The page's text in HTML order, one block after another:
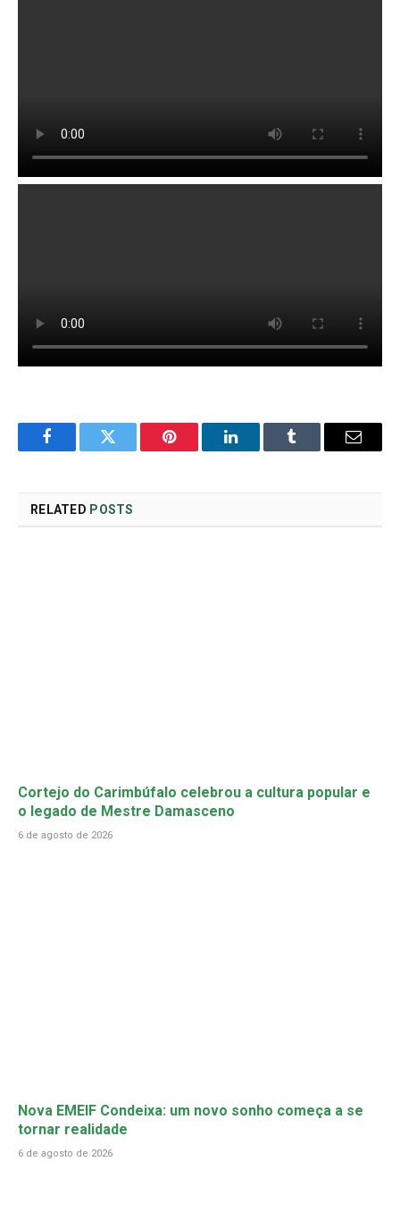
FacebookTwitter Pinterest LinkedInTumblr Email
RELATED POSTS
Cortejo do Carimbúfalo celebrou a cultura popular e
o legado de Mestre Damasceno
6 de agosto de 2026
Nova EMEIF Condeixa: um novo sonho começa a se
tornar realidade
6 de agosto de 2026